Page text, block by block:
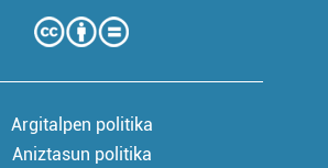
Argitalpen politika
Aniztasun politika